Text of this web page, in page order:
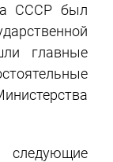
СССР был
главные
следующие